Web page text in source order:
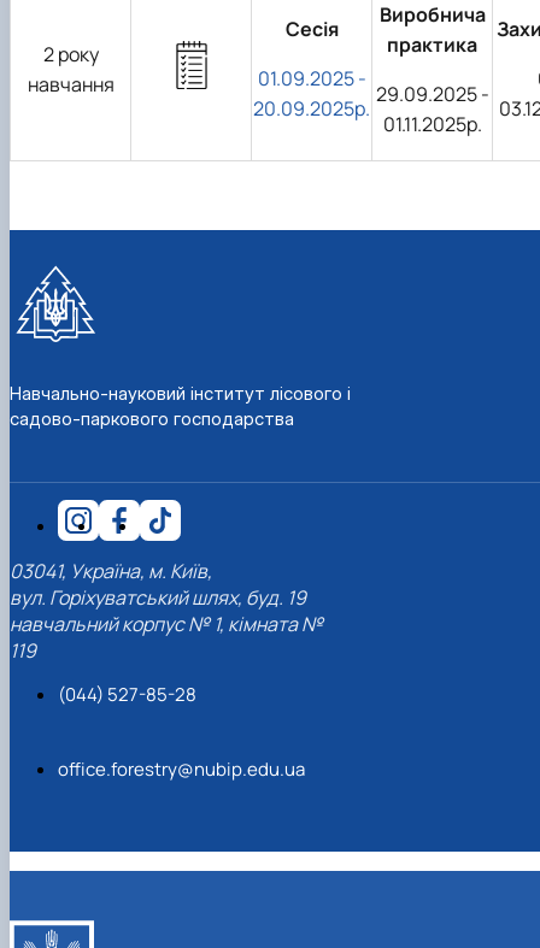
2 року
навчання
Сесія
01.09.2025 -
20.09.2025р.
Виробнича
практика
29.09.2025 -
01.11.2025р.
Навчально-науковий інститут лісового і
садово-паркового господарства
03041, Україна, м. Київ,
вул. Горіхуватський шлях, буд. 19
навчальний корпус № 1, кімната №
119
(044) 527-85-28
office.forestry@nubip.edu.ua